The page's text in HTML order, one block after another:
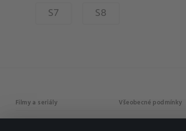
S7 S8
Filmy a seriály Všeobecné podmínky